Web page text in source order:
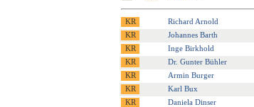
Richard Arnold
Johannes Barth
Inge Birkhold
Dr. Gunter Bühler
Armin Burger
Karl Bux
Daniela Dinser